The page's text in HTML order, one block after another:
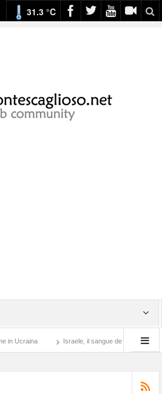
31.3 °C
Israele, il sangue degli altri Lotta di